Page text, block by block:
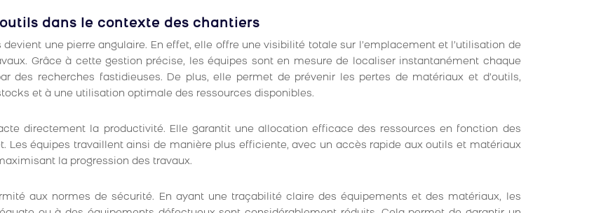
dans le contexte des chantiers
une pierre angulaire. En effet, elle offre une visibilité totale sur l’emplacement et l’utilisation de
Grâce à cette gestion précise, les équipes sont en mesure de localiser instantanément chaque
des recherches fastidieuses. De plus, elle permet de prévenir les pertes de matériaux et d’outils,
et à une utilisation optimale des ressources disponibles.
directement la productivité. Elle garantit une allocation efficace des ressources en fonction des
Les équipes travaillent ainsi de manière plus efficiente, avec un accès rapide aux outils et matériaux
la progression des travaux.
aux normes de sécurité. En ayant une traçabilité claire des équipements et des matériaux, les